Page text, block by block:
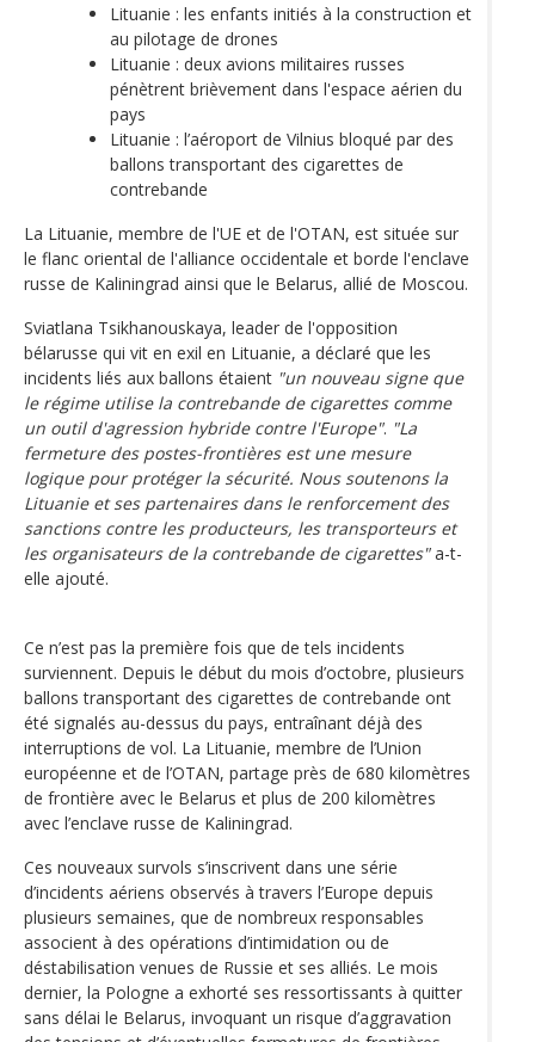
Lituanie : les enfants initiés à la construction et
au pilotage de drones
Lituanie : deux avions militaires russes
pénètrent brièvement dans l'espace aérien du
pays
Lituanie : l’aéroport de Vilnius bloqué par des
ballons transportant des cigarettes de
contrebande
La Lituanie, membre de l'UE et de l'OTAN, est située sur
le flanc oriental de l'alliance occidentale et borde l'enclave
russe de Kaliningrad ainsi que le Belarus, allié de Moscou.
Sviatlana Tsikhanouskaya, leader de l'opposition
bélarusse qui vit en exil en Lituanie, a déclaré que les
incidents liés aux ballons étaient "un nouveau signe que
le régime utilise la contrebande de cigarettes comme
un outil d'agression hybride contre l'Europe". "La
fermeture des postes-frontières est une mesure
logique pour protéger la sécurité. Nous soutenons la
Lituanie et ses partenaires dans le renforcement des
sanctions contre les producteurs, les transporteurs et
les organisateurs de la contrebande de cigarettes"a-t-
elle ajouté.
Ce n’est pas la première fois que de tels incidents
surviennent. Depuis le début du mois d’octobre, plusieurs
ballons transportant des cigarettes de contrebande ont
été signalés au-dessus du pays, entraînant déjà des
interruptions de vol. La Lituanie, membre de l’Union
européenne et de l’OTAN, partage près de 680 kilomètres
de frontière avec le Belarus et plus de 200 kilomètres
avec l’enclave russe de Kaliningrad.
Ces nouveaux survols s’inscrivent dans une série
d’incidents aériens observés à travers l’Europe depuis
plusieurs semaines, que de nombreux responsables
associent à des opérations d’intimidation ou de
déstabilisation venues de Russie et ses alliés. Le mois
dernier, la Pologne a exhorté ses ressortissants à quitter
sans délai le Belarus, invoquant un risque d’aggravation